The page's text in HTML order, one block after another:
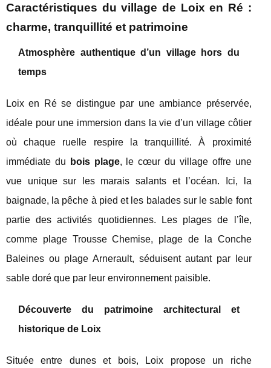
Caractéristiques du village de Loix en Ré :
charme, tranquillité et patrimoine
Atmosphère authentique d’un village hors du
temps
Loix en Ré se distingue par une ambiance préservée,
idéale pour une immersion dans la vie d’un village côtier
où chaque ruelle respire la tranquillité. À proximité
immédiate du
bois plage, le cœur du village offre une
vue unique sur les marais salants et l’océan. Ici, la
baignade, la pêche à pied et les balades sur le sable font
partie des activités quotidiennes. Les plages de l’île,
comme plage Trousse Chemise, plage de la Conche
Baleines ou plage Arnerault, séduisent autant par leur
sable doré que par leur environnement paisible.
Découverte du patrimoine architectural et
historique de Loix
Située entre dunes et bois, Loix propose un riche